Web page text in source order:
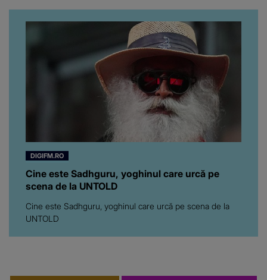
noastră! Fostei
prezentatoare nici că-i
vine să creadă că s-a
ajuns până aici, dar e
adevărat, au făcut-o și pe
asta! Și ce a ieșit la iveală
ar fi prea mult pentru
oricine: "Cu… mine, fata
româncă...”
DIGIFM.RO
Cine este Sadhguru, yoghinul care urcă pe
scena de la UNTOLD
Cine este Sadhguru, yoghinul care urcă pe scena de la
UNTOLD